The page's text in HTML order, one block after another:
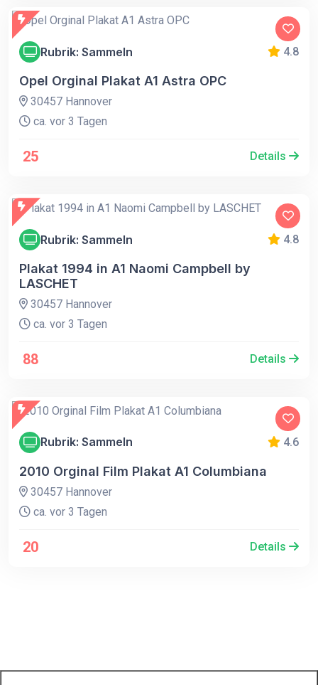
Rubrik: Sammeln 4.8
Opel Orginal Plakat A1 Astra OPC
30457 Hannover
ca. vor 3 Tagen
25 Details
Rubrik: Sammeln 4.8
Plakat 1994 in A1 Naomi Campbell by
LASCHET
30457 Hannover
ca. vor 3 Tagen
88 Details
Rubrik: Sammeln 4.6
2010 Orginal Film Plakat A1 Columbiana
30457 Hannover
ca. vor 3 Tagen
20 Details